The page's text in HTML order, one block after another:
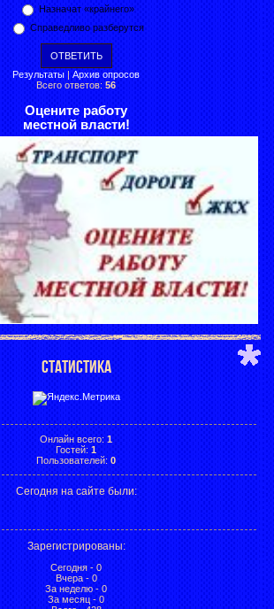
Назначат «крайнего»
Справедливо разберутся
Результаты | Архив опросов
Всего ответов: 56
Оцените работу
местной власти!
СТАТИСТИКА
Онлайн всего: 1
Гостей: 1
Пользователей: 0
Сегодня на сайте были:
Зарегистрированы:
Сегодня - 0
Вчера - 0
За неделю - 0
За месяц - 0